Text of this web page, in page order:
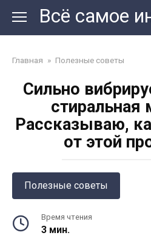
контенту
Всё самое
Главная » Полезные советы
Сильно
стиральная
Рассказываю,
от этой
Полезные советы
Время чтения
3 мин.